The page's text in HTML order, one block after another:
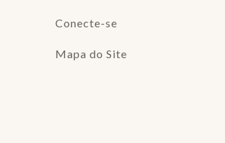
Conecte-se
Mapa do Site